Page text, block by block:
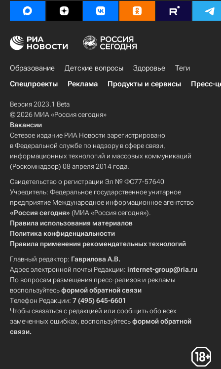
Образование Детские вопросы Здоровье
Теги
Спецпроекты
Реклама Продукты и сервисы Пресс-
Версия 2023.1 Beta
© 2026 МИА «Россия сегодня»
Вакансии
Сетевое издание РИА Новости зарегистрировано
в Федеральной службе по надзору в сфере связи,
информационных технологий и массовых коммуникаций
(Роскомнадзор) 08 апреля 2014 года.
Свидетельство о регистрации Эл № ФС77-57640
Учредитель: Федеральное государственное унитарное
предприятие Международное информационное агентство
«Россия сегодня» (МИА «Россия сегодня»).
Правила использования материалов
Политика конфиденциальности
Правила применения рекомендательных технологий
Главный редактор: Гаврилова А.В.
Адрес электронной почты Редакции: internet-group@ria.ru
По вопросам размещения пресс-релизов и рекламы
воспользуйтесьформой обратной связи
Телефон Редакции: 7 (495) 645-6601
Чтобы связаться с редакцией или сообщить обо всех
замеченных ошибках, воспользуйтесьформой обратной
связи.